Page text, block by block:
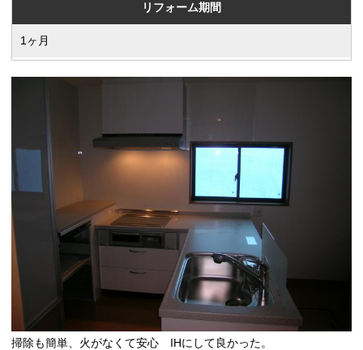
リフォーム期間
1ヶ月
掃除も簡単、火がなくて安心 IHにして良かった。